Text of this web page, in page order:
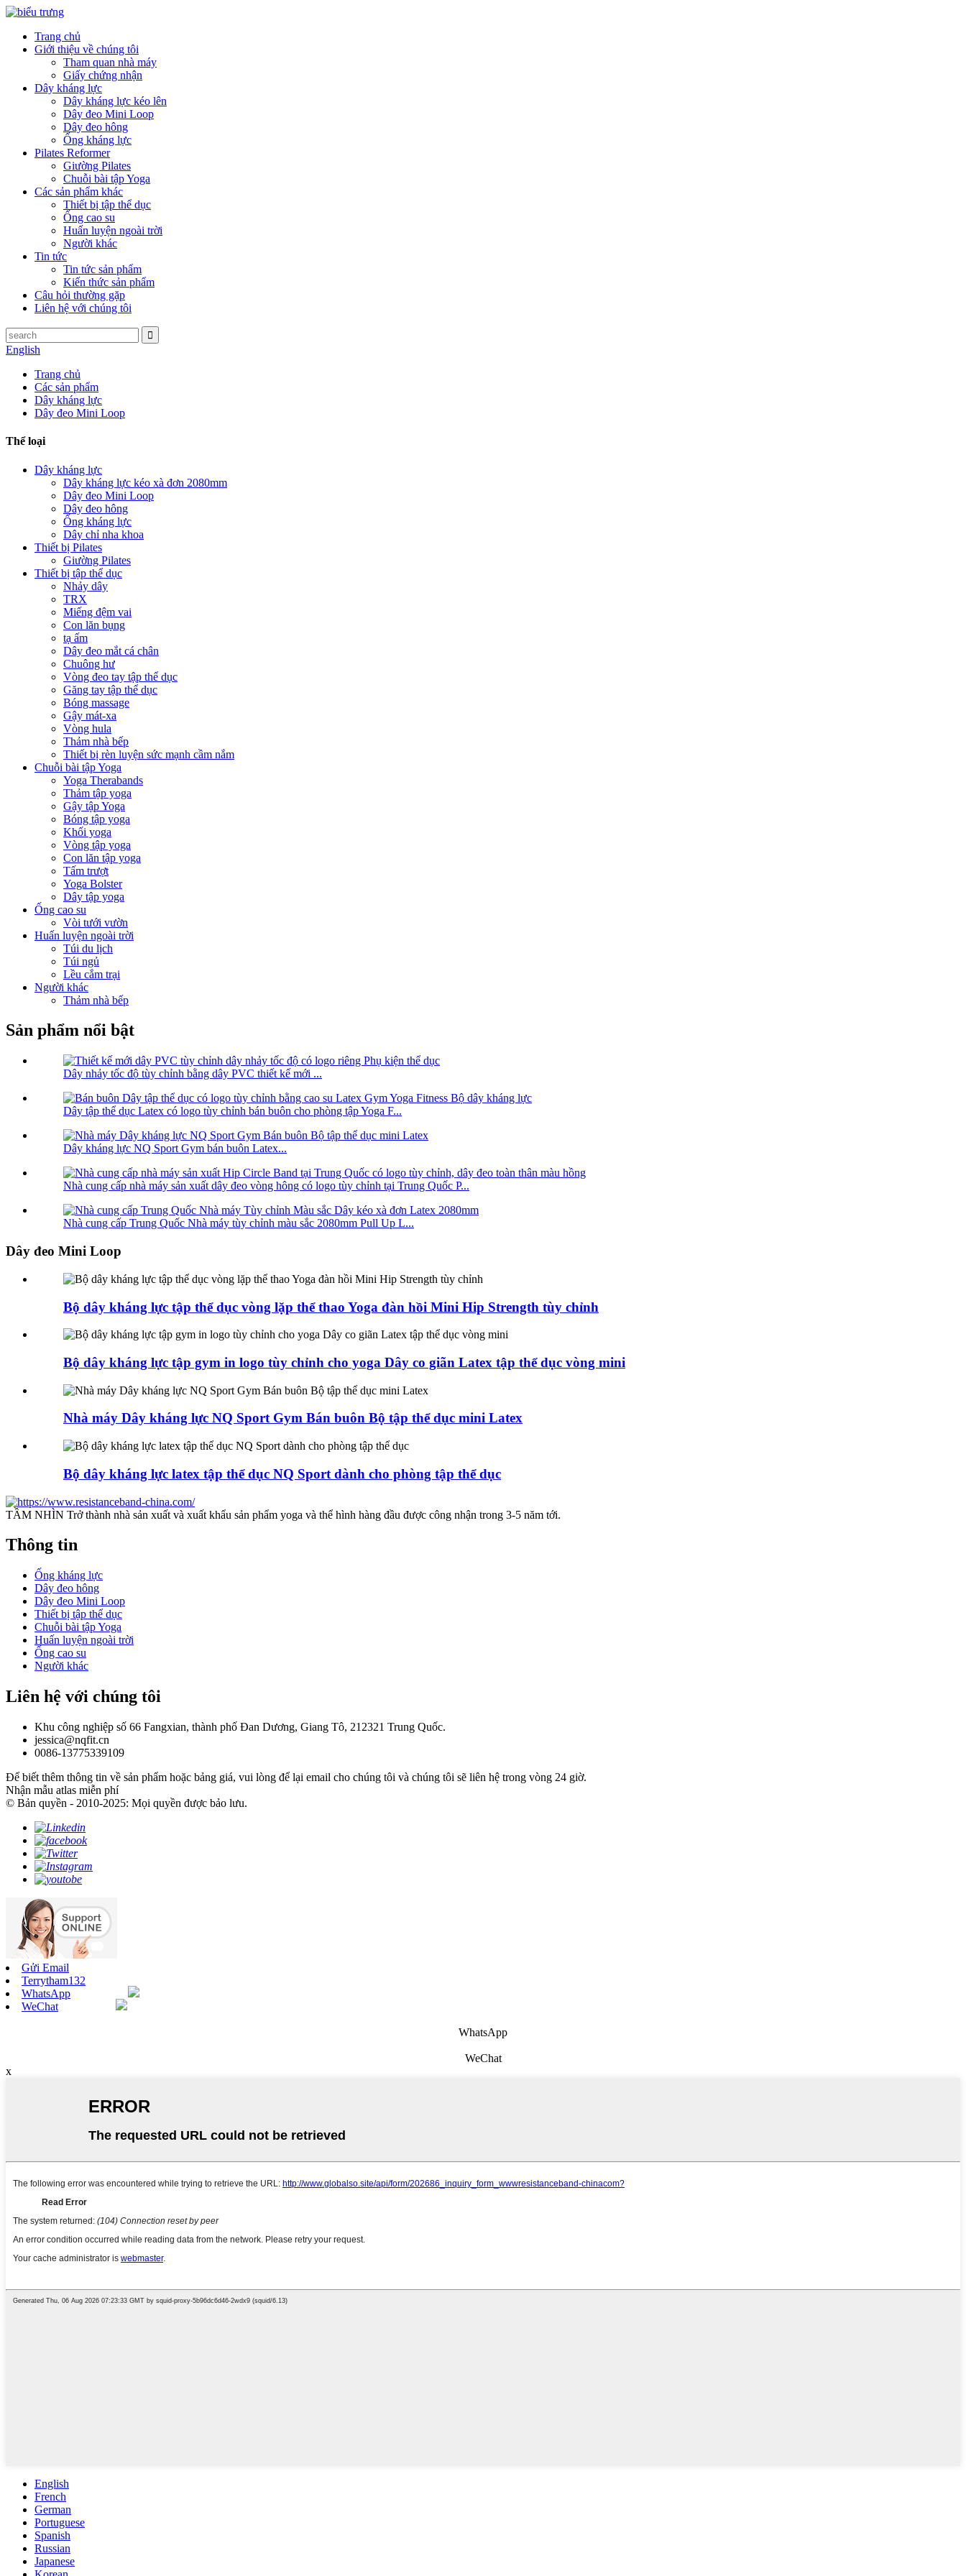
Trang chủ
Giới thiệu về chúng tôi
Tham quan nhà máy
Giấy chứng nhận
Dây kháng lực
Dây kháng lực kéo lên
Dây đeo Mini Loop
Dây đeo hông
Ống kháng lực
Pilates Reformer
Giường Pilates
Chuỗi bài tập Yoga
Các sản phẩm khác
Thiết bị tập thể dục
Ống cao su
Huấn luyện ngoài trời
Người khác
Tin tức
Tin tức sản phẩm
Kiến thức sản phẩm
Câu hỏi thường gặp
Liên hệ với chúng tôi
English
Trang chủ
Các sản phẩm
Dây kháng lực
Dây đeo Mini Loop
Thể loại
Dây kháng lực
Dây kháng lực kéo xà đơn 2080mm
Dây đeo Mini Loop
Dây đeo hông
Ống kháng lực
Dây chỉ nha khoa
Thiết bị Pilates
Giường Pilates
Thiết bị tập thể dục
Nhảy dây
TRX
Miếng đệm vai
Con lăn bụng
tạ ấm
Dây đeo mắt cá chân
Chuông hư
Vòng đeo tay tập thể dục
Găng tay tập thể dục
Bóng massage
Gậy mát-xa
Vòng hula
Thảm nhà bếp
Thiết bị rèn luyện sức mạnh cầm nắm
Chuỗi bài tập Yoga
Yoga Therabands
Thảm tập yoga
Gậy tập Yoga
Bóng tập yoga
Khối yoga
Vòng tập yoga
Con lăn tập yoga
Tấm trượt
Yoga Bolster
Dây tập yoga
Ống cao su
Vòi tưới vườn
Huấn luyện ngoài trời
Túi du lịch
Túi ngủ
Lều cắm trại
Người khác
Thảm nhà bếp
Sản phẩm nổi bật
Dây nhảy tốc độ tùy chỉnh bằng dây PVC thiết kế mới ...
Dây tập thể dục Latex có logo tùy chỉnh bán buôn cho phòng tập Yoga F...
Dây kháng lực NQ Sport Gym bán buôn Latex...
Nhà cung cấp nhà máy sản xuất dây đeo vòng hông có logo tùy chỉnh tại Trung Quốc P...
Nhà cung cấp Trung Quốc Nhà máy tùy chỉnh màu sắc 2080mm Pull Up L...
Dây đeo Mini Loop
Bộ dây kháng lực tập thể dục vòng lặp thể thao Yoga đàn hồi Mini Hip Strength tùy chỉnh
Bộ dây kháng lực tập gym in logo tùy chỉnh cho yoga Dây co giãn Latex tập thể dục vòng mini
Nhà máy Dây kháng lực NQ Sport Gym Bán buôn Bộ tập thể dục mini Latex
Bộ dây kháng lực latex tập thể dục NQ Sport dành cho phòng tập thể dục
TẦM NHÌN Trở thành nhà sản xuất và xuất khẩu sản phẩm yoga và thể hình hàng đầu được công nhận trong 3-5 năm tới.
Thông tin
Ống kháng lực
Dây đeo hông
Dây đeo Mini Loop
Thiết bị tập thể dục
Chuỗi bài tập Yoga
Huấn luyện ngoài trời
Ống cao su
Người khác
Liên hệ với chúng tôi
Khu công nghiệp số 66 Fangxian, thành phố Đan Dương, Giang Tô, 212321 Trung Quốc.
jessica@nqfit.cn
0086-13775339109
Để biết thêm thông tin về sản phẩm hoặc bảng giá, vui lòng để lại email cho chúng tôi và chúng tôi sẽ liên hệ trong vòng 24 giờ.
Nhận mẫu atlas miễn phí
© Bản quyền - 2010-2025: Mọi quyền được bảo lưu.
Gửi Email
Terrytham132
WhatsApp
WeChat
WhatsApp
WeChat
x
English
French
German
Portuguese
Spanish
Russian
Japanese